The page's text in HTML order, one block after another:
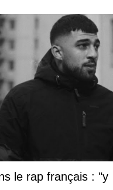
le rap français : "y